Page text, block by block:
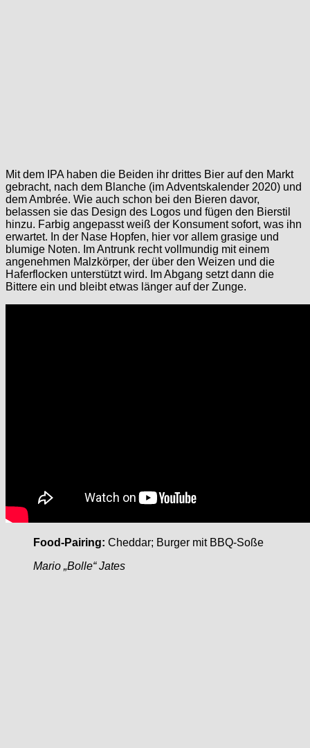
Mit dem IPA haben die Beiden ihr drittes Bier auf den Markt
gebracht, nach dem Blanche (im Adventskalender 2020) und
dem Ambrée. Wie auch schon bei den Bieren davor,
belassen sie das Design des Logos und fügen den Bierstil
hinzu. Farbig angepasst weiß der Konsument sofort, was ihn
erwartet. In der Nase Hopfen, hier vor allem grasige und
blumige Noten. Im Antrunk recht vollmundig mit einem
angenehmen Malzkörper, der über den Weizen und die
Haferflocken unterstützt wird. Im Abgang setzt dann die
Bittere ein und bleibt etwas länger auf der Zunge.
Food-Pairing: Cheddar; Burger mit BBQ-Soße
Mario „Bolle“ Jates